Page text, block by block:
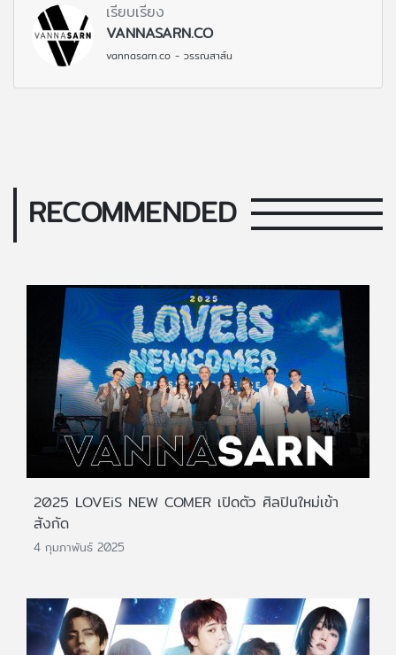
เรียบเรียง
VANNASARN.CO
vannasarn.co - วรรณสาส์น
RECOMMENDED
2025 LOVEiS NEW COMER เปิดตัว ศิลปินใหม่เข้า
สังกัด
4 กุมภาพันธ์ 2025